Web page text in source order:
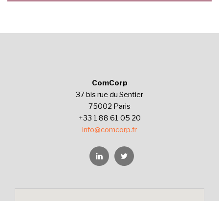
ComCorp
37 bis rue du Sentier
75002 Paris
+33 1 88 61 05 20
info@comcorp.fr
LinkedinTwitter